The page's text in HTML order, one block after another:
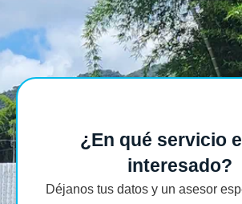
¿En qué servicio
interesado?
Déjanos tus datos y un asesor